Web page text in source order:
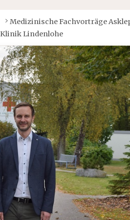
Medizinische Fachvorträge
Klinik Lindenlohe